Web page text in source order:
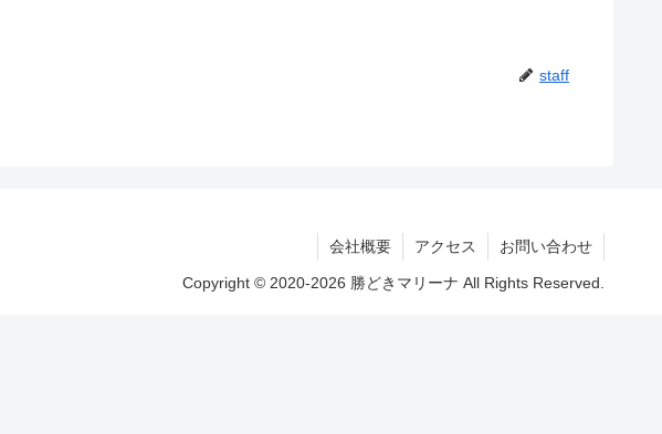
staff
会社概要 アクセス お問い合わせ
Copyright © 2020-2026 勝どきマリーナ All Rights Reserved.